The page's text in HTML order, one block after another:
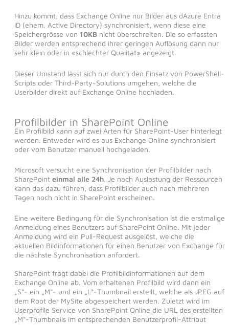
Hinzu kommt, dass Exchange Online nur Bilder aus dAzure Entra
ID (ehem. Active Directory) synchronisiert, wenn diese eine
Speichergrösse von 10KBnicht überschreiten. Die so erfassten
Bilder werden entsprechend ihrer geringen Auflösung dann nur
sehr klein oder in «schlechter Qualität» angezeigt.
Dieser Umstand lässt sich nur durch den Einsatz von PowerShell-
Scripts oder Third-Party-Solutions umgehen, welche die
Userbilder direkt auf Exchange Online hochladen.
Profilbilder in SharePoint Online
Ein Profilbild kann auf zwei Arten für SharePoint-User hinterlegt
werden. Entweder wird es aus Exchange Online synchronisiert
oder vom Benutzer manuell hochgeladen.
Microsoft versucht eine Synchronisation der Profilbilder nach
SharePoint einmal alle 24h. Je nach Auslastung der Ressourcen
kann das dazu führen, dass Profilbilder auch nach mehreren
Tagen noch nicht in SharePoint erscheinen.
Eine weitere Bedingung für die Synchronisation ist die erstmalige
Anmeldung eines Benutzers auf SharePoint Online. Mit jeder
Anmeldung wird ein Pull-Request ausgelöst, welche die
aktuellen Bildinformationen für einen Benutzer von Exchange für
die nächste Synchronisation anfordert.
SharePoint fragt dabei die Profilbildinformationen auf dem
Exchange Online ab. Vom erhaltenen Profilbild wird dann ein
„S“- ein „M“- und ein „L“-Thumbnail erstellt, welche als JPEG auf
dem Root der MySite abgespeichert werden. Zuletzt wird im
Userprofile Service von SharePoint Online die URL des erstellten
„M“-Thumbnails im entsprechenden Benutzerprofil-Attribut